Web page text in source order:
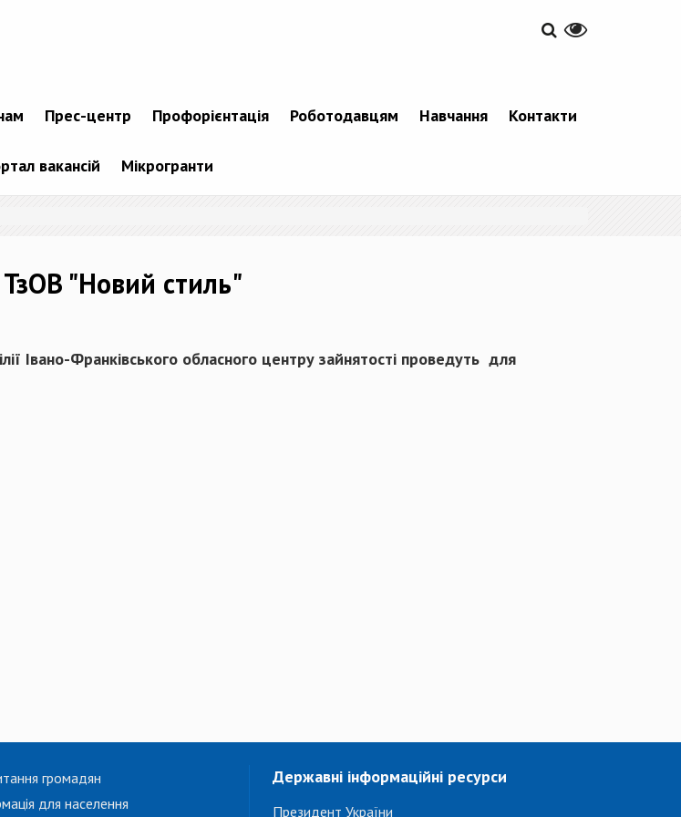
Прес-центр Профорієнтація Роботодавцям Навчання Контакти
вакансій Мікрогранти
"Новий стиль"
Івано-Франківського обласного центру зайнятості проведуть для
громадян
для населення
Державні інформаційні ресурси
Президент України